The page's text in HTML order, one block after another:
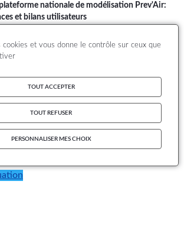
plateforme nationale de modélisation Prev'Air:
et bilans utilisateurs
PM10 et PM2.5 ajustées et évaluation des
pour la simulation de la pollution à proximité
2010
années de mesure des PM10 ajustées
des outils de modélisation
1 2
et vous donne le contrôle sur ceux que
TOUT ACCEPTER
TOUT REFUSER
PERSONNALISER MES CHOIX